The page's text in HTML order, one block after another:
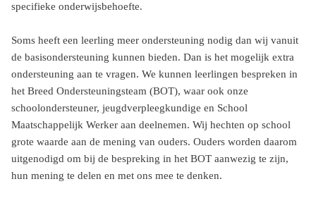
specifieke onderwijsbehoefte.
Soms heeft een leerling meer ondersteuning nodig dan wij vanuit
de basisondersteuning kunnen bieden. Dan is het mogelijk extra
ondersteuning aan te vragen. We kunnen leerlingen bespreken in
het Breed Ondersteuningsteam (BOT), waar ook onze
schoolondersteuner, jeugdverpleegkundige en School
Maatschappelijk Werker aan deelnemen. Wij hechten op school
grote waarde aan de mening van ouders. Ouders worden daarom
uitgenodigd om bij de bespreking in het BOT aanwezig te zijn,
hun mening te delen en met ons mee te denken.